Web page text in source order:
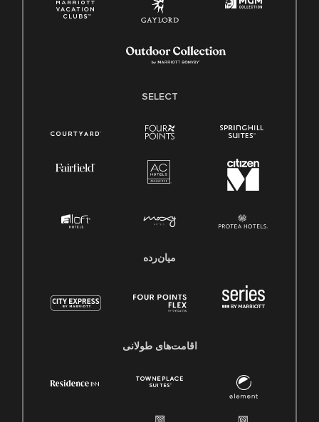
SELECT
میان‌رده
اقامت‌های طولانی